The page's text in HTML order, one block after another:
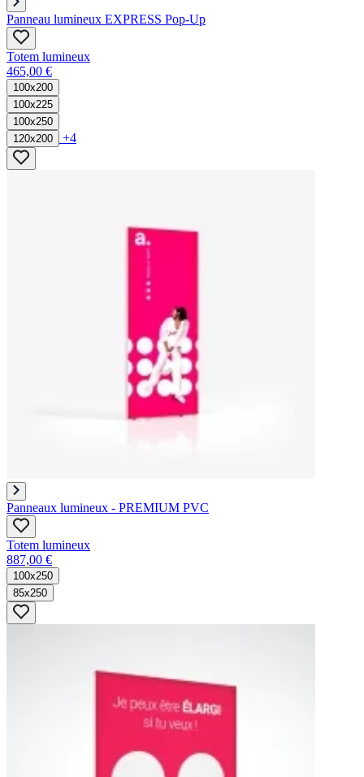
Panneau lumineux EXPRESS Pop-Up
Totem lumineux
465,00 €
100x200
100x225
100x250
120x200
+4
Panneaux lumineux - PREMIUM PVC
Totem lumineux
887,00 €
100x250
85x250